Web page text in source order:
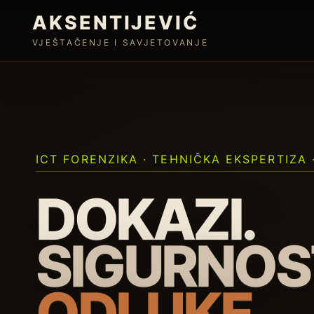
AKSENTIJEVIĆ
VJEŠTAČENJE I SAVJETOVANJE
ICT FORENZIKA · TEHNIČKA EKSPERTIZA
DOKAZI.